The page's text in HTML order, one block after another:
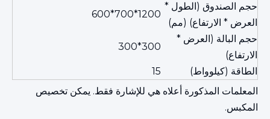
حجم الصندوق (الطول *
العرض * الارتفاع) (مم)
1200*700*600
حجم البالة (العرض *
الارتفاع)
300*300
الطاقة (كيلوواط)
15
المعلمات المذكورة أعلاه هي للإشارة فقط. يمكن تخصيص
المكبس.